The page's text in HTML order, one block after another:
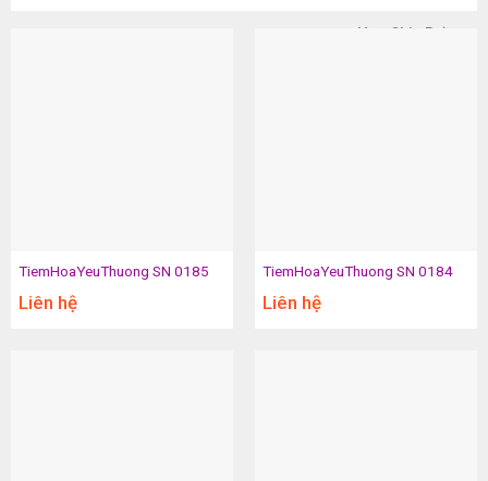
Hoa Chia Buồn
TiemHoaYeuThuong SN 0185
Liên hệ
TiemHoaYeuThuong SN 0184
Liên hệ